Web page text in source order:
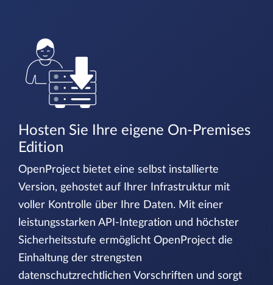
Hosten Sie Ihre eigene On-Premises
Edition
OpenProject bietet eine selbst installierte
Version, gehostet auf Ihrer Infrastruktur mit
voller Kontrolle über Ihre Daten. Mit einer
leistungsstarken API-Integration und höchster
Sicherheitsstufe ermöglicht OpenProject die
Einhaltung der strengsten
datenschutzrechtlichen Vorschriften und sorgt